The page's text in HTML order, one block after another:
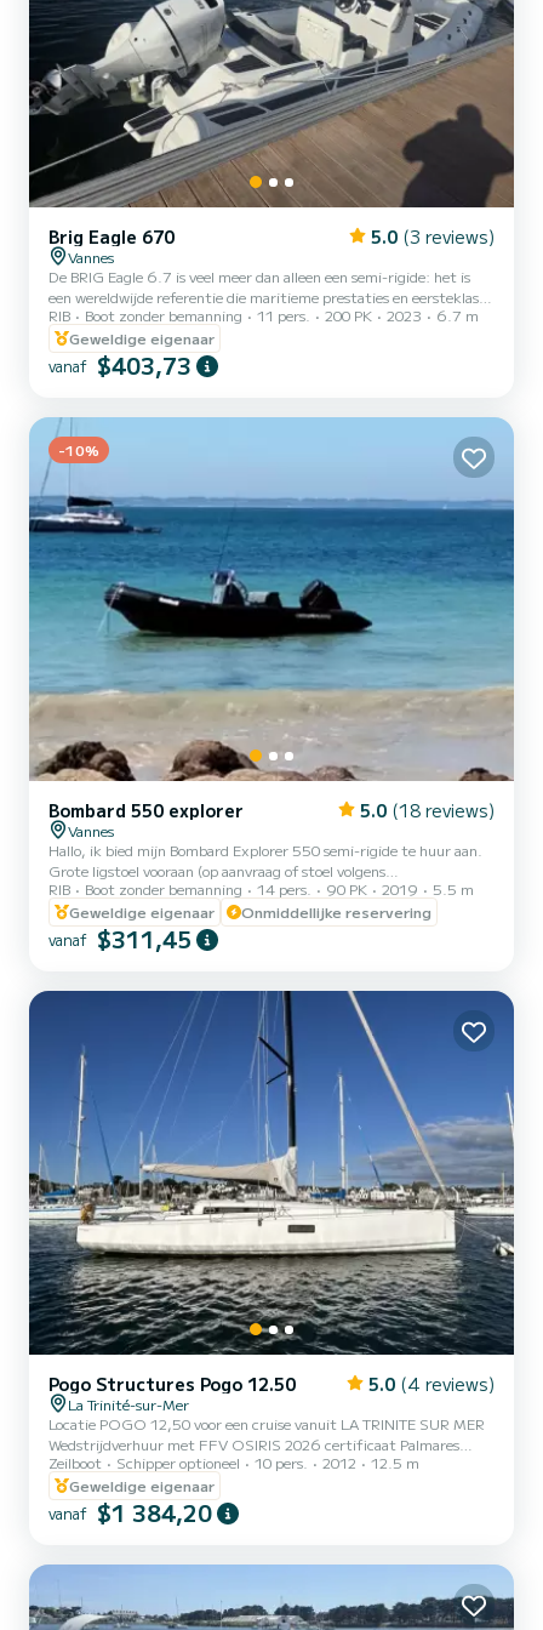
Brig Eagle 670 5.0 (3 reviews)
Vannes
De BRIG Eagle 6.7 is veel meer dan alleen een semi-rigide: het is
een wereldwijde referentie die maritieme prestaties en eersteklas
comfort combineert. Ontworpen om verschillende
omstandigheden aan te kunnen terwijl het uitstekende stabiliteit
biedt, is het de favoriete eenheid van onze vloot voor gezinnen en
iedereen die op zoek is naar een zekere standing. De 200 pk motor
watersporten. ù Waarom kiezen voor de BRIG Eagle 6.7? Superi...
RIB Boot zonder bemanning 11 pers. 200 PK 2023
6.7 m
Geweldige eigenaar
vanaf $403,73
-10%
Bombard 550 explorer 5.0 (18 reviews)
Vannes
Hallo, ik bied mijn Bombard Explorer 550 semi-rigide te huur aan.
Grote ligstoel vooraan (op aanvraag of stoel volgens
navigatieprogramma). Zeer zuinige Suzuki 90pk motor en
krachtig (ter informatie: de foto's van de boot met de oude Honda-
motor van 50 pk zijn achtergelaten om het zonnebaden te
presenteren). Ideaal om te wandelen, vissen, waterskiën ***Bij
vanuit Larmor Baden voor een excursie naar Houat en Hoedic voor
RIB Boot zonder bemanning 14 pers. 90 PK 2019
5.5 m
Geweldige eigenaar
Onmiddellijke reservering
vanaf $311,45
Pogo Structures Pogo 12.50 5.0 (4 reviews)
La Trinité-sur-Mer
Locatie POGO 12,50 voor een cruise vanuit LA TRINITE SUR MER
Wedstrijdverhuur met FFV OSIRIS 2026 certificaat Palmares
2026: Eerste in real time tijdens de Tour de Belle ile 2026 Osiris A
Tweede tijdens Tour de Belle île 2026 in Osiris A in gecorrigeerde
tijd. Beschikbaar voor de Armen Race 2027 en voor elke wedstrijd
Versie met zwaardkast ( TE 1,30/3 M) 2 tweepersoonshutten 6
opgeslagen Alle comfort voor lange cruises, watergenerator.......
Zeilboot Schipper optioneel 10 pers. 2012
12.5 m
Geweldige eigenaar
vanaf $1 384,20